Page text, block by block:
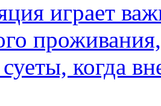
играет
суеты, когда